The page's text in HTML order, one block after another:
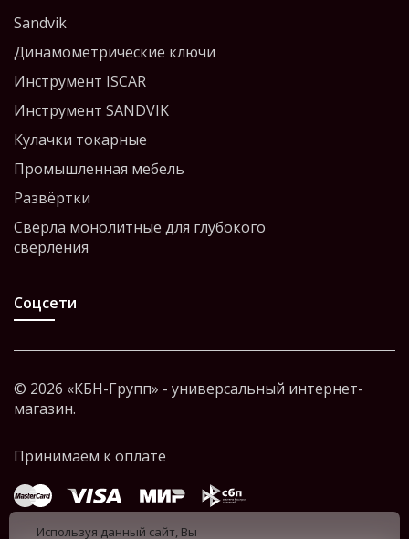
Sandvik
Динамометрические ключи
Инструмент ISCAR
Инструмент SANDVIK
Кулачки токарные
Промышленная мебель
Развёртки
Сверла монолитные для глубокого
сверления
Соцсети
© 2026 «КБН-Групп» - универсальный интернет-
магазин.
Используя данный сайт, Вы